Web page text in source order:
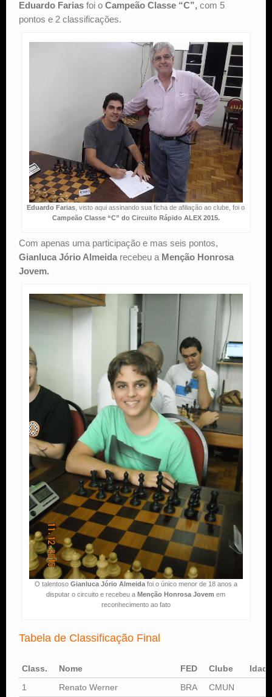
Eduardo Farias foi o Campeão Classe “C”, com 5
pontos e 2 classificações.
Eduardo Farias , visto aqui assinando sua ficha de afiliação ao clube, foi o
Campeão Classe “C” do Circuito Rápido ALEX 2015.
Com apenas uma participação e mas seis pontos,
Gianluca Jório Almeida recebeu a Menção Honrosa
Jovem.
O talentoso Gianluca Jório Almeidafoi o único menor de 18 anos a
disputar o circuito e recebeu a Menção Honrosa Jovem em
reconhecimento ao fato
Tabela de Classificação Final
Class. Nome FED Clube
Idade
1
Renato Werner BRA
CMUN